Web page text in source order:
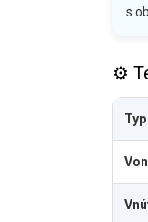
s
⚙️